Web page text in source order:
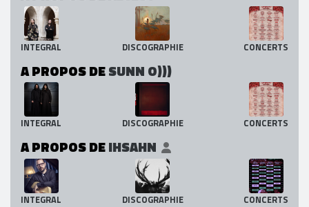
INTEGRAL DISCOGRAPHIE CONCERTS
A PROPOS DESUNN O)))
INTEGRAL DISCOGRAPHIE CONCERTS
A PROPOS DEIHSAHN
INTEGRAL DISCOGRAPHIE CONCERTS